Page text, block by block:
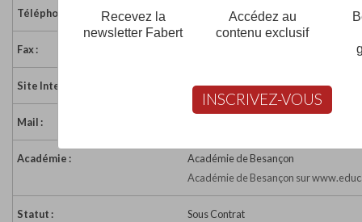
Téléphone : 03 84 49 13 33
Fax :
Site Internet : http://www.stjoseph-fougerolles.fr/
Mail :
Académie :
Académie de Besançon
Académie de Besançon sur
Statut : Sous Contrat
Recevez la
newsletter Fabert
Accédez au
contenu exclusif
INSCRIVEZ-VOUS